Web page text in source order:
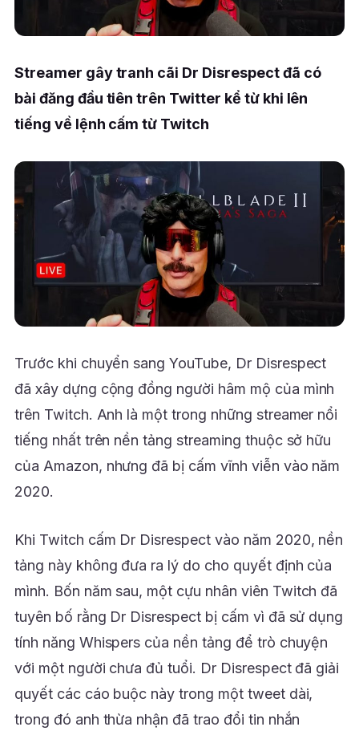
Streamer gây tranh cãi Dr Disrespect đã có
bài đăng đầu tiên trên Twitter kể từ khi lên
tiếng về lệnh cấm từ Twitch
Trước khi chuyển sang YouTube, Dr Disrespect
đã xây dựng cộng đồng người hâm mộ của mình
trên Twitch. Anh là một trong những streamer nổi
tiếng nhất trên nền tảng streaming thuộc sở hữu
của Amazon, nhưng đã bị cấm vĩnh viễn vào năm
2020.
Khi Twitch cấm Dr Disrespect vào năm 2020, nền
tảng này không đưa ra lý do cho quyết định của
mình. Bốn năm sau, một cựu nhân viên Twitch đã
tuyên bố rằng Dr Disrespect bị cấm vì đã sử dụng
tính năng Whispers của nền tảng để trò chuyện
với một người chưa đủ tuổi. Dr Disrespect đã giải
quyết các cáo buộc này trong một tweet dài,
trong đó anh thừa nhận đã trao đổi tin nhắn